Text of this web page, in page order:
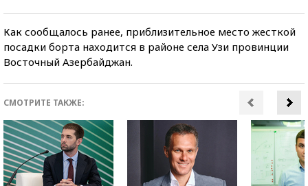
Как сообщалось ранее, приблизительное место жесткой
посадки борта находится в районе села Узи провинции
Восточный Азербайджан.
СМОТРИТЕ ТАКЖЕ: